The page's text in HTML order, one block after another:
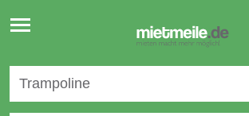
Toggle
navigation